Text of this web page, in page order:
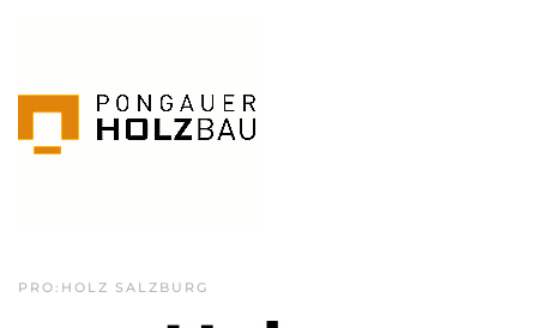
PRO:HOLZ SALZBURG